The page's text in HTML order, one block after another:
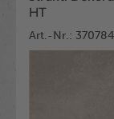
HT
Art.-Nr.: